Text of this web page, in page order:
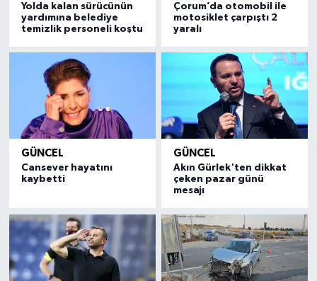
Yolda kalan sürücünün
yardımına belediye
temizlik personeli koştu
Çorum’da otomobil ile
motosiklet çarpıştı 2
yaralı
GÜNCEL
Cansever hayatını
kaybetti
GÜNCEL
Akın Gürlek'ten dikkat
çeken pazar günü
mesajı